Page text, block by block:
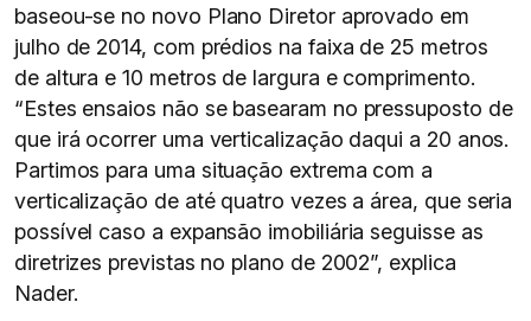
baseou-se no novo Plano Diretor aprovado em
julho de 2014, com prédios na faixa de 25 metros
de altura e 10 metros de largura e comprimento.
“Estes ensaios não se basearam no pressuposto de
que irá ocorrer uma verticalização daqui a 20 anos.
Partimos para uma situação extrema com a
verticalização de até quatro vezes a área, que seria
possível caso a expansão imobiliária seguisse as
diretrizes previstas no plano de 2002”, explica
Nader.